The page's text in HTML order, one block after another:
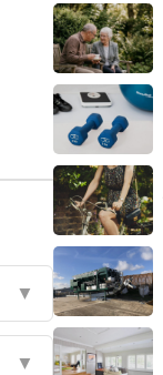
▼
▼